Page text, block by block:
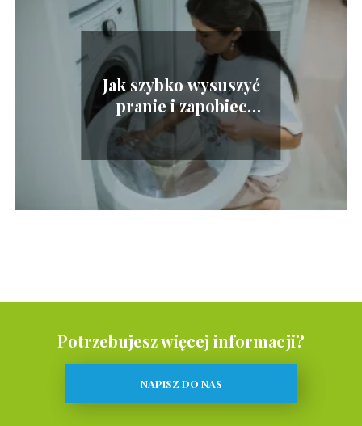
Jak szybko wysuszyć
pranie i zapobiec
wilgoci?
Potrzebujesz więcej informacji?
NAPISZ DO NAS